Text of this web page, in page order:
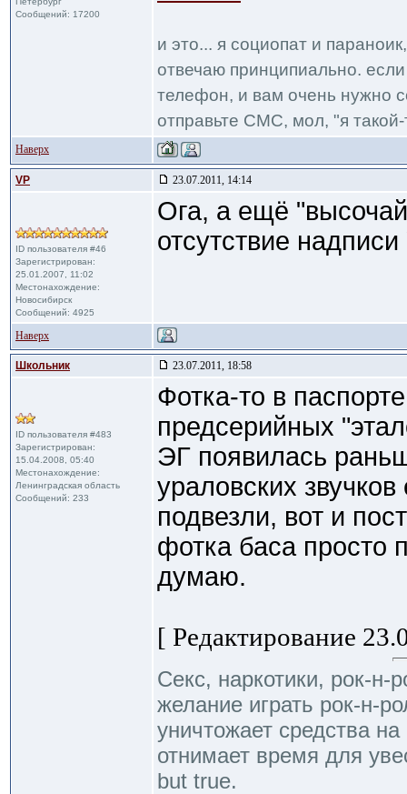
Сообщений: 17200
и это... я социопат и
отвечаю принципиально.
телефон, и вам очень нужно
отправьте СМС, мол, "я такой-
Наверх
VP 23.07.2011, 14:14
ID пользователя #46
Зарегистрирован:
25.01.2007, 11:02
Местонахождение:
Новосибирск
Сообщений: 4925
Ога, а ещё
отсутствие
Наверх
Школьник 23.07.2011, 18:58
ID пользователя #483
Зарегистрирован:
15.04.2008, 05:40
Местонахождение:
Ленинградская область
Сообщений: 233
Фотка-то в
предсерийных
ЭГ появилась
ураловских
подвезли, вот и
фотка баса просто
думаю.
[ Редактирование
Секс, наркотики, рок-н-
желание играть рок-н-
уничтожает средства на
отнимает время для
but true.